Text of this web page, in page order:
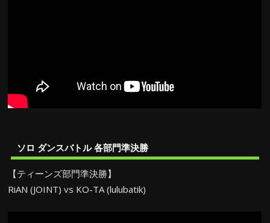
ソロ ダンスバトル 各部門準決勝
【ティーンズ部門準決勝】
RiAN (JOINT) vs KO-TA (lulubatik)